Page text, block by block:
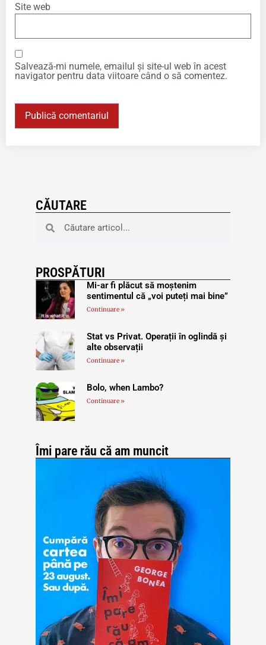
Site web
Salvează-mi numele, emailul și site-ul web în acest
navigator pentru data viitoare când o să comentez.
CĂUTARE
PROSPĂTURI
Mi-ar fi plăcut să moștenim
sentimentul că „voi puteți mai bine”
Continuare »
Stat vs Privat. Operații în oglindă și
alte observații
Continuare »
Bolo, when Lambo?
Continuare »
Îmi pare rău că am muncit